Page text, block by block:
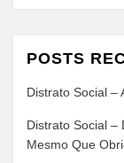
POSTS
Distrato Social –
Distrato Social –
Mesmo Que